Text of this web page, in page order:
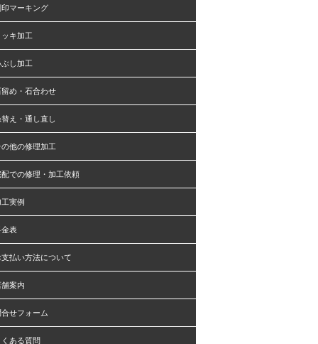
印マーキング
ッキ加工
ぶし加工
留め・石合わせ
替え・通し直し
の他の修理加工
配での修理・加工依頼
工実例
金表
支払い方法について
舗案内
合せフォーム
くある質問